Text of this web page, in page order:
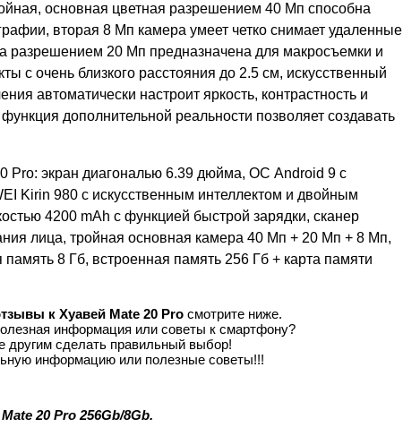
основная цветная разрешением 40 Мп способна
вторая 8 Мп камера умеет четко снимает удаленные
разрешением 20 Мп предназначена для макросъемки и
с очень близкого расстояния до 2.5 см, искусственный
автоматически настроит яркость, контрастность и
дополнительной реальности позволяет создавать
Pro: экран диагональю 6.39 дюйма, ОС Android 9 с
Kirin 980 с искусственным интеллектом и двойным
4200 mAh с функцией быстрой зарядки, сканер
лица, тройная основная камера 40 Мп + 20 Мп + 8 Мп,
8 Гб, встроенная память 256 Гб + карта памяти
к Хуавей Mate 20 Pro смотрите ниже.
информация или советы к смартфону?
другим сделать правильный выбор!
информацию или полезные советы!!!
20 Pro 256Gb/8Gb.